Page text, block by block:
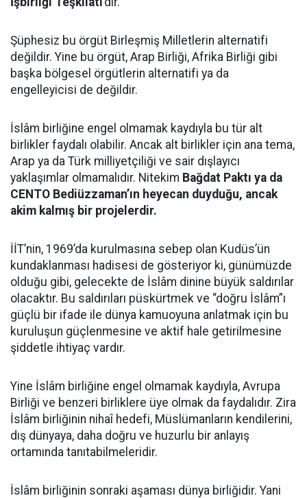
Şüphesiz bu örgüt Birleşmiş Milletlerin alternatifi
değildir. Yine bu örgüt, Arap Birliği, Afrika Birliği gibi
başka bölgesel örgütlerin alternatifi ya da
engelleyicisi de değildir.
İslâm birliğine engel olmamak kaydıyla bu tür alt
birlikler faydalı olabilir. Ancak alt birlikler için ana tema,
Arap ya da Türk milliyetçiliği ve sair dışlayıcı
yaklaşımlar olmamalıdır. Nitekim Bağdat Paktı ya da
CENTO Bediüzzaman’ın heyecan duyduğu, ancak
akim kalmış bir projelerdir.
İİT’nin, 1969’da kurulmasına sebep olan Kudüs’ün
kundaklanması hadisesi de gösteriyor ki, günümüzde
olduğu gibi, gelecekte de İslâm dinine büyük saldırılar
olacaktır. Bu saldırıları püskürtmek ve “doğru İslâm”ı
güçlü bir ifade ile dünya kamuoyuna anlatmak için bu
kuruluşun güçlenmesine ve aktif hale getirilmesine
şiddetle ihtiyaç vardır.
Yine İslâm birliğine engel olmamak kaydıyla, Avrupa
Birliği ve benzeri birliklere üye olmak da faydalıdır. Zira
İslâm birliğinin nihaî hedefi, Müslümanların kendilerini,
dış dünyaya, daha doğru ve huzurlu bir anlayış
ortamında tanıtabilmeleridir.
İslâm birliğinin sonraki aşaması dünya birliğidir. Yani